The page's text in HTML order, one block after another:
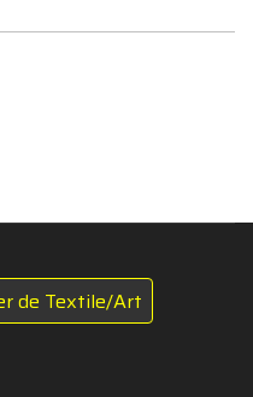
de Textile/Art